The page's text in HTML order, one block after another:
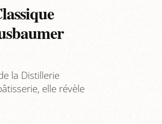
la Distillerie
elle révèle